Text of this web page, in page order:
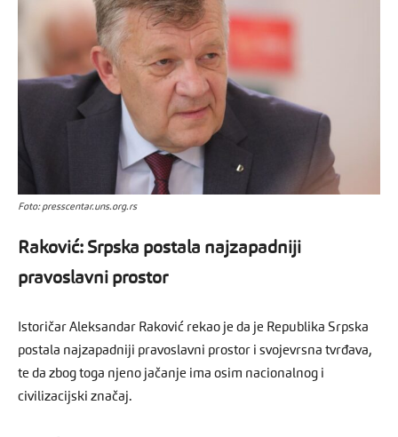
Foto: presscentar.uns.org.rs
Raković: Srpska postala najzapadniji
pravoslavni prostor
Istoričar Aleksandar Raković rekao je da je Republika Srpska
postala najzapadniji pravoslavni prostor i svojevrsna tvrđava,
te da zbog toga njeno jačanje ima osim nacionalnog i
civilizacijski značaj.